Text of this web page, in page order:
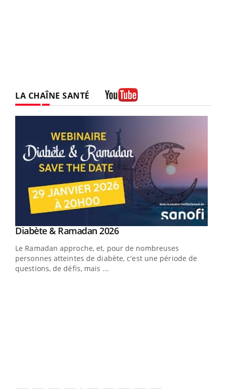
LA CHAÎNE SANTÉ
Youtube
Diabète & Ramadan 2026Youtube
Le Ramadan approche, et, pour de nombreuses
personnes atteintes de diabète, c'est une période de
questions, de défis, mais ...